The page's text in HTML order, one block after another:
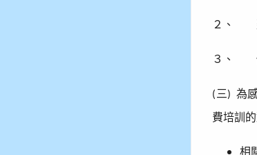
２、
３、
( 三)為
費培訓
相